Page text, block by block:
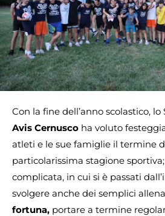
Con la fine dell’anno scolastico, lo
Avis Cernusco ha voluto
atleti e le sue famiglie il termine
particolarissima stagione
complicata, in cui si è passati
svolgere anche dei semplici
fortuna, portare a termine